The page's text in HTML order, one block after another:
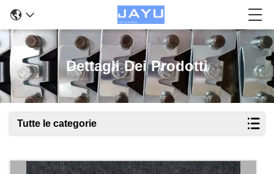
Dettagli Dei Prodotti
Tutte le categorie